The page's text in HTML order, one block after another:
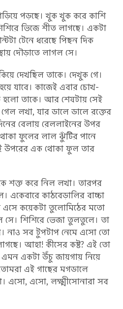
পড়ছে। খুক খুক করে কাশি
ভিজে শীত লাগছে। একটা
টেনে ধরেছে পিছন দিক
দৌড়াতে লাগল সে।
দেখছিল তাকে। দেখুক গে।
যাবে। কাজেই এবার চোখ-
তাকে। আর শেষটায় সেই
লখা, যার ডালে ডালে রক্তের
বেলায় রেললাইনের উপর
ফুলের লাল ঝুঁটির পানে
উপরের এক থোকা ফুল তার
শক্ত করে নিল লখা। তারপর
একেবারে কাঠবেড়ালির বাচ্চা
এসে কয়েকটা তুলোমিঠের মতো
শিশিরে ভেজা তুলতুলে। তা
নাও সব টুপটাপ নেমে এসো তো
আহা! কীসের কষ্ট? এই তো
একটা উঁচু জায়গায় নিয়ে
এই গাছের মগডালে
এসো, এসো, লক্ষ্মীসোনারা সব